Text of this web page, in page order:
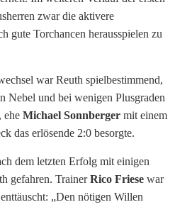
zwar die aktivere
gute Torchancen herausspielen zu
war Reuth spielbestimmend,
Nebel und bei wenigen Plusgraden
ehe Michael Sonnberger mit einem
das erlösende 2:0 besorgte.
dem letzten Erfolg mit einigen
gefahren. TrainerRico Friese war
„Den nötigen Willen